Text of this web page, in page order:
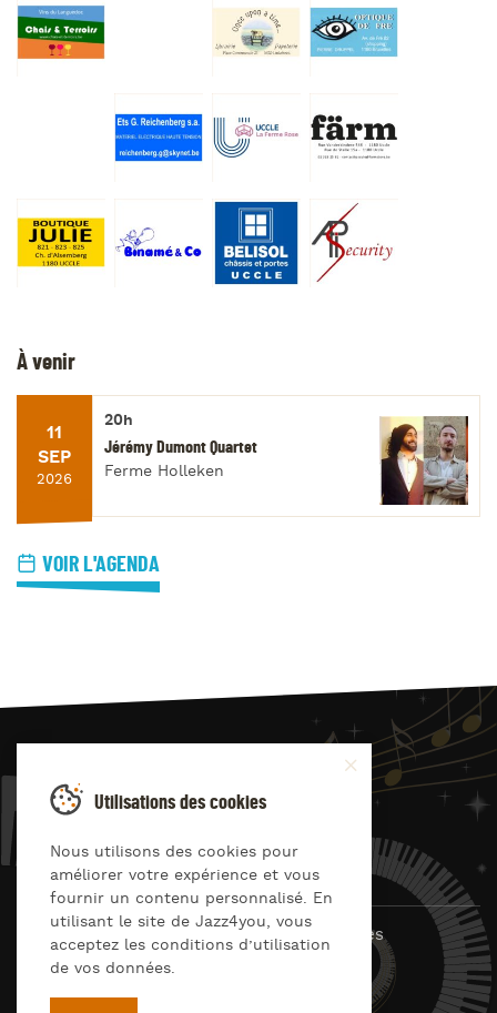
À venir
11
SEP
2026
20h
Jérémy Dumont Quartet
Ferme Holleken
VOIR L'AGENDA
JAZZ4
© Jazz4you 2019 – 2026 Tous droits réservés
Déclaration de confidentialité
RGPD & consentement
Utilisations des cookies
Nous utilisons des cookies pour
améliorer votre expérience et vous
fournir un contenu personnalisé. En
utilisant le site de Jazz4you, vous
acceptez les conditions d’utilisation
de vos données.